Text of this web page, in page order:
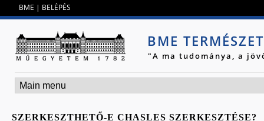
BME | BELÉPÉS
BME
"A ma tudománya, a
SZERKESZTHETŐ-E CHASLES SZERKESZTÉSE?